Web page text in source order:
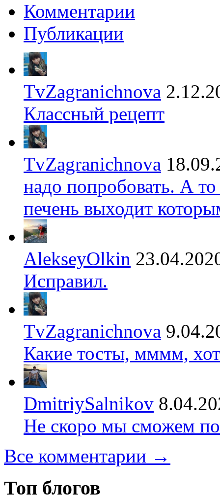
Комментарии
Публикации
TvZagranichnova
Классный рецепт
TvZagranichnova
надо попробовать. А
печень выходит
AlekseyOlkin
Исправил.
TvZagranichnova
Какие тосты, мммм,
DmitriySalnikov
Не скоро мы сможем
Все комментарии →
Топ блогов